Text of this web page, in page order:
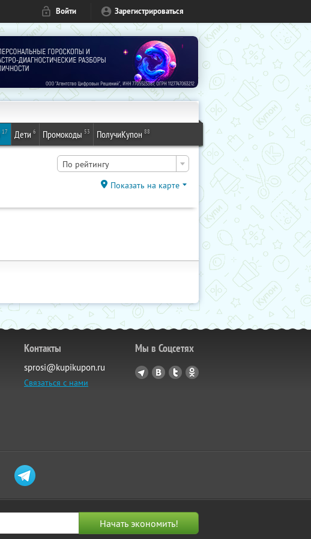
Войти Зарегистрироваться
17 Дети 6 Промокоды 53 ПолучиКупон 88
По рейтингу
Показать на карте
Контакты
sprosi@kupikupon.ru
Связаться с нами
Мы в Соцсетях